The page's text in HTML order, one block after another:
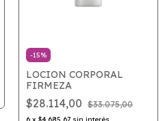
-15%
LOCION CORPORAL
FIRMEZA
$28.114,00 $33.075,00
6 x $4.685,67 sin interés